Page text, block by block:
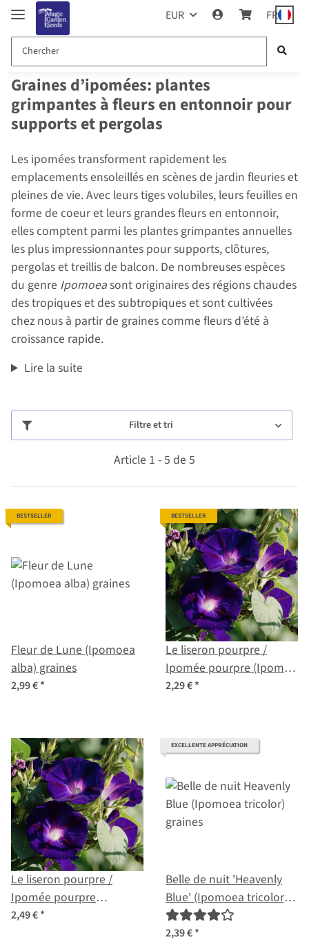
EUR FR
Graines d’ipomées: plantes
grimpantes à fleurs en entonnoir pour
supports et pergolas
Les ipomées transforment rapidement les
emplacements ensoleillés en scènes de jardin fleuries et
pleines de vie. Avec leurs tiges volubiles, leurs feuilles en
forme de coeur et leurs grandes fleurs en entonnoir,
elles comptent parmi les plantes grimpantes annuelles
les plus impressionnantes pour supports, clôtures,
pergolas et treillis de balcon. De nombreuses espèces
du genre Ipomoeasont originaires des régions chaudes
des tropiques et des subtropiques et sont cultivées
chez nous à partir de graines comme fleurs d’été à
croissance rapide.
Lire la suite
Filtre et tri
Article 1 - 5 de 5
BESTSELLER
Fleur de Lune (Ipomoea
alba) graines
2,99 €*
BESTSELLER
Le liseron pourpre /
Ipomée pourpre (Ipomea
purpurea) graines
2,29 €*
Le liseron pourpre /
Ipomée pourpre
(Ipomoea purpurea) bio
2,49 €*
EXCELLENTE APPRÉCIATION
Belle de nuit 'Heavenly
Blue' (Ipomoea tricolor)
graines
2,39 €*